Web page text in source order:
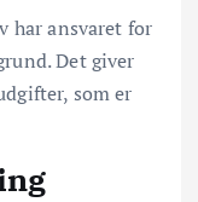
har ansvaret for
Det giver
som er